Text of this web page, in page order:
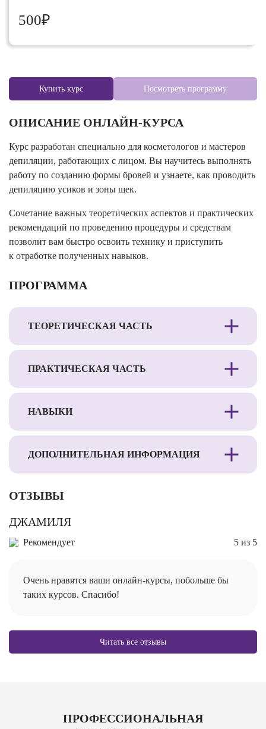
500₽
Купить курс Посмотреть программу
ОПИСАНИЕ ОНЛАЙН-КУРСА
Курс разработан специально для косметологов и мастеров
депиляции, работающих с лицом. Вы научитесь выполнять
работу по созданию формы бровей и узнаете, как проводить
депиляцию усиков и зоны щек.
Сочетание важных теоретических аспектов и практических
рекомендаций по проведению процедуры и средствам
позволит вам быстро освоить технику и приступить
к отработке полученных навыков.
ПРОГРАММА
ТЕОРЕТИЧЕСКАЯ ЧАСТЬ
ПРАКТИЧЕСКАЯ ЧАСТЬ
НАВЫКИ
ДОПОЛНИТЕЛЬНАЯ ИНФОРМАЦИЯ
ОТЗЫВЫ
ДЖАМИЛЯ
Рекомендует 5 из 5
Очень нравятся ваши онлайн-курсы, побольше бы
таких курсов. Спасибо!
Читать все отзывы
ПРОФЕССИОНАЛЬНАЯ